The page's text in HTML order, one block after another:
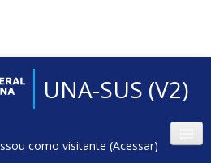
UNA-SUS (V2)
como visitante (Acessar)